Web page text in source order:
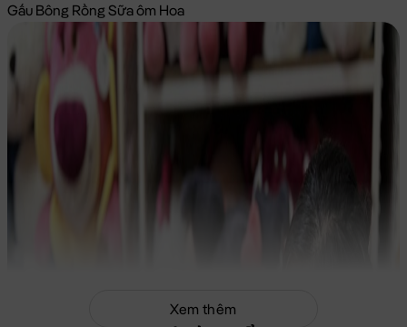
Gấu Bông Rồng Sữa ôm Hoa
Xem thêm